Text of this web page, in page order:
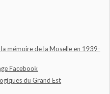
mémoire de la Moselle en 1939-
Facebook
du Grand Est